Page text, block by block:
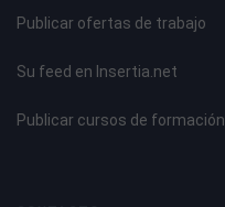
Publicar ofertas de trabajo
Su feed en Insertia.net
Publicar cursos de formación